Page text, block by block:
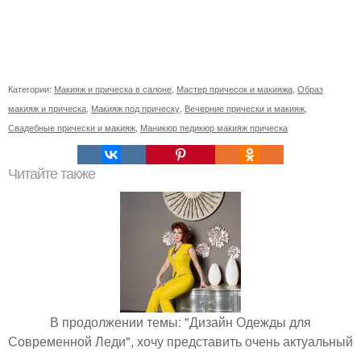
Категории: Макияж и прическа в салоне Мастер причесок и макияжа Образ
макияж и прическа Макияж под прическу Вечерние прически и макияж
Свадебные прически и макияж Маникюр педикюр макияж прическа
Читайте также
В продолжении темы: "Дизайн Одежды для
Современной Леди", хочу представить очень актуальный